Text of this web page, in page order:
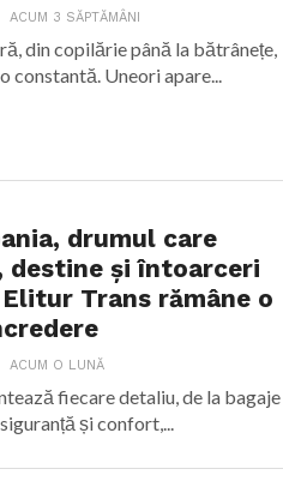
ACUM 3 SĂPTĂMÂNI
din copilărie până la bătrânețe,
constantă. Uneori apare...
drumul care
destine și întoarceri
Trans rămâne o
ACUM O LUNĂ
fiecare detaliu, de la bagaje
și confort,...